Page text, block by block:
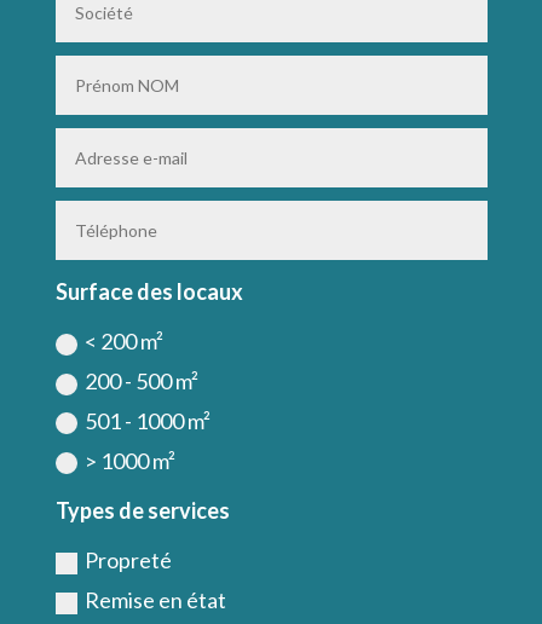
Surface des locaux
< 200 m²
200 - 500 m²
501 - 1000 m²
> 1000 m²
Types de services
Propreté
Remise en état